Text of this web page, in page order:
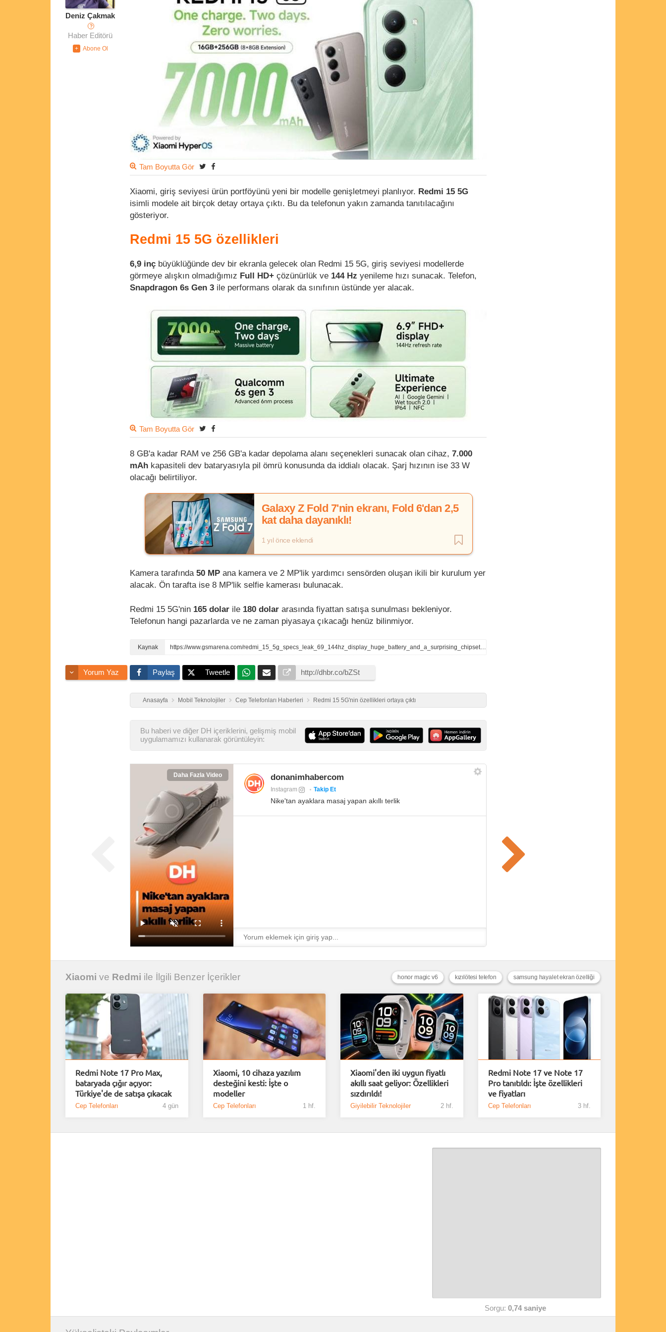
Deniz Çakmak
?
Haber Editörü
Tam Boyutta Gör
Xiaomi, giriş seviyesi ürün portföyünü yeni bir modelle genişletmeyi planlıyor. Redmi 15 5G
isimli modele ait birçok detay ortaya çıktı. Bu da telefonun yakın zamanda tanıtılacağını
gösteriyor.
Redmi 15 5G özellikleri
6,9 inç büyüklüğünde dev bir ekranla gelecek olan Redmi 15 5G, giriş seviyesi modellerde
görmeye alışkın olmadığımız Full HD+ çözünürlük ve 144 Hz yenileme hızı sunacak. Telefon,
Snapdragon 6s Gen 3 ile performans olarak da sınıfının üstünde yer alacak.
Tam Boyutta Gör
8 GB'a kadar RAM ve 256 GB'a kadar depolama alanı seçenekleri sunacak olan cihaz, 7.000
mAh kapasiteli dev bataryasıyla pil ömrü konusunda da iddialı olacak. Şarj hızının ise 33 W
olacağı belirtiliyor.
Galaxy Z Fold 7'nin ekranı, Fold 6'dan 2,5
kat daha dayanıklı!
1 yıl önce eklendi
Kamera tarafında 50 MP ana kamera ve 2 MP'lik yardımcı sensörden oluşan ikili bir kurulum yer
alacak. Ön tarafta ise 8 MP'lik selfie kamerası bulunacak.
Redmi 15 5G'nin 165 dolar ile 180 dolar arasında fiyattan satışa sunulması bekleniyor.
Telefonun hangi pazarlarda ve ne zaman piyasaya çıkacağı henüz bilinmiyor.
https://www.gsmarena.com/redmi_15_5g_specs_leak_69_144hz_display_huge_battery_and_a_surprising_chipset-news-68731.php
Yorum Yaz Paylaş Tweetle
Anasayfa Mobil Teknolojiler Cep Telefonları Haberleri Redmi 15 5G'nin özellikleri ortaya çıktı
Bu haberi ve diğer DH içeriklerini, gelişmiş mobil
uygulamamızı kullanarak görüntüleyin:
Daha Fazla Video donanimhabercom
Instagram Takip Et
Nike'tan ayaklara masaj yapan akıllı terlik
Xiaomi ve Redmi ile İlgili Benzer İçerikler samsung hayalet ekran özelliği
kızılötesi telefon
honor magic v6
Redmi Note 17 Pro Max,
bataryada çığır açıyor:
Türkiye'de de satışa çıkacak
Cep Telefonları 4 gün
Xiaomi, 10 cihaza yazılım
desteğini kesti: İşte o
modeller
Cep Telefonları 1 hf.
Xiaomi'den iki uygun fiyatlı
akıllı saat geliyor: Özellikleri
sızdırıldı!
Giyilebilir Teknolojiler 2 hf.
Redmi Note 17 ve Note 17
Pro tanıtıldı: İşte özellikleri
ve fiyatları
Cep Telefonları 3 hf.
Sorgu: 0,74 saniye